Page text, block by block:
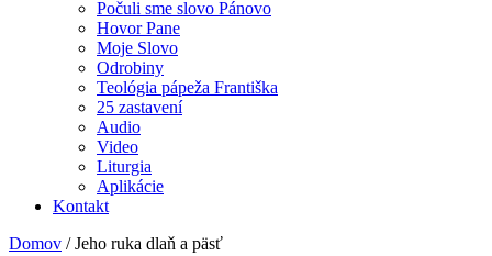
Počuli sme slovo Pánovo
Hovor Pane
Moje Slovo
Odrobiny
Teológia pápeža Františka
25 zastavení
Audio
Video
Liturgia
Aplikácie
Kontakt
Domov /Jeho ruka dlaň a päsť